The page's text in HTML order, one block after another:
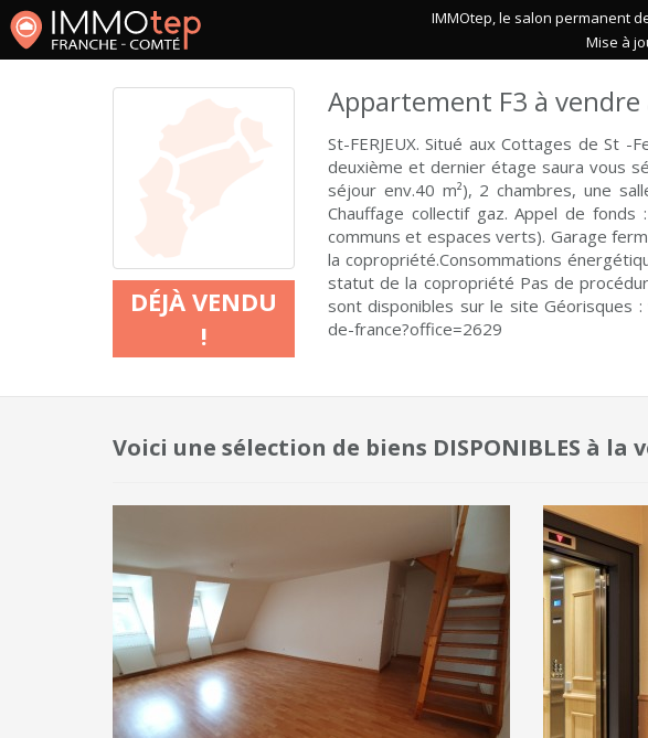
IMMOtep, le salon permanent
Mise à
DÉJÀ VENDU
!
Appartement F3 à vendre
St-FERJEUX. Situé aux Cottages de St
deuxième et dernier étage saura vous
séjour env.40 m²), 2 chambres, une
Chauffage collectif gaz. Appel de
communs et espaces verts). Garage
la copropriété.Consommations
statut de la copropriété Pas de
sont disponibles sur le site Géorisques
de-france?office=2629
Voici une sélection de biens DISPONIBLES à